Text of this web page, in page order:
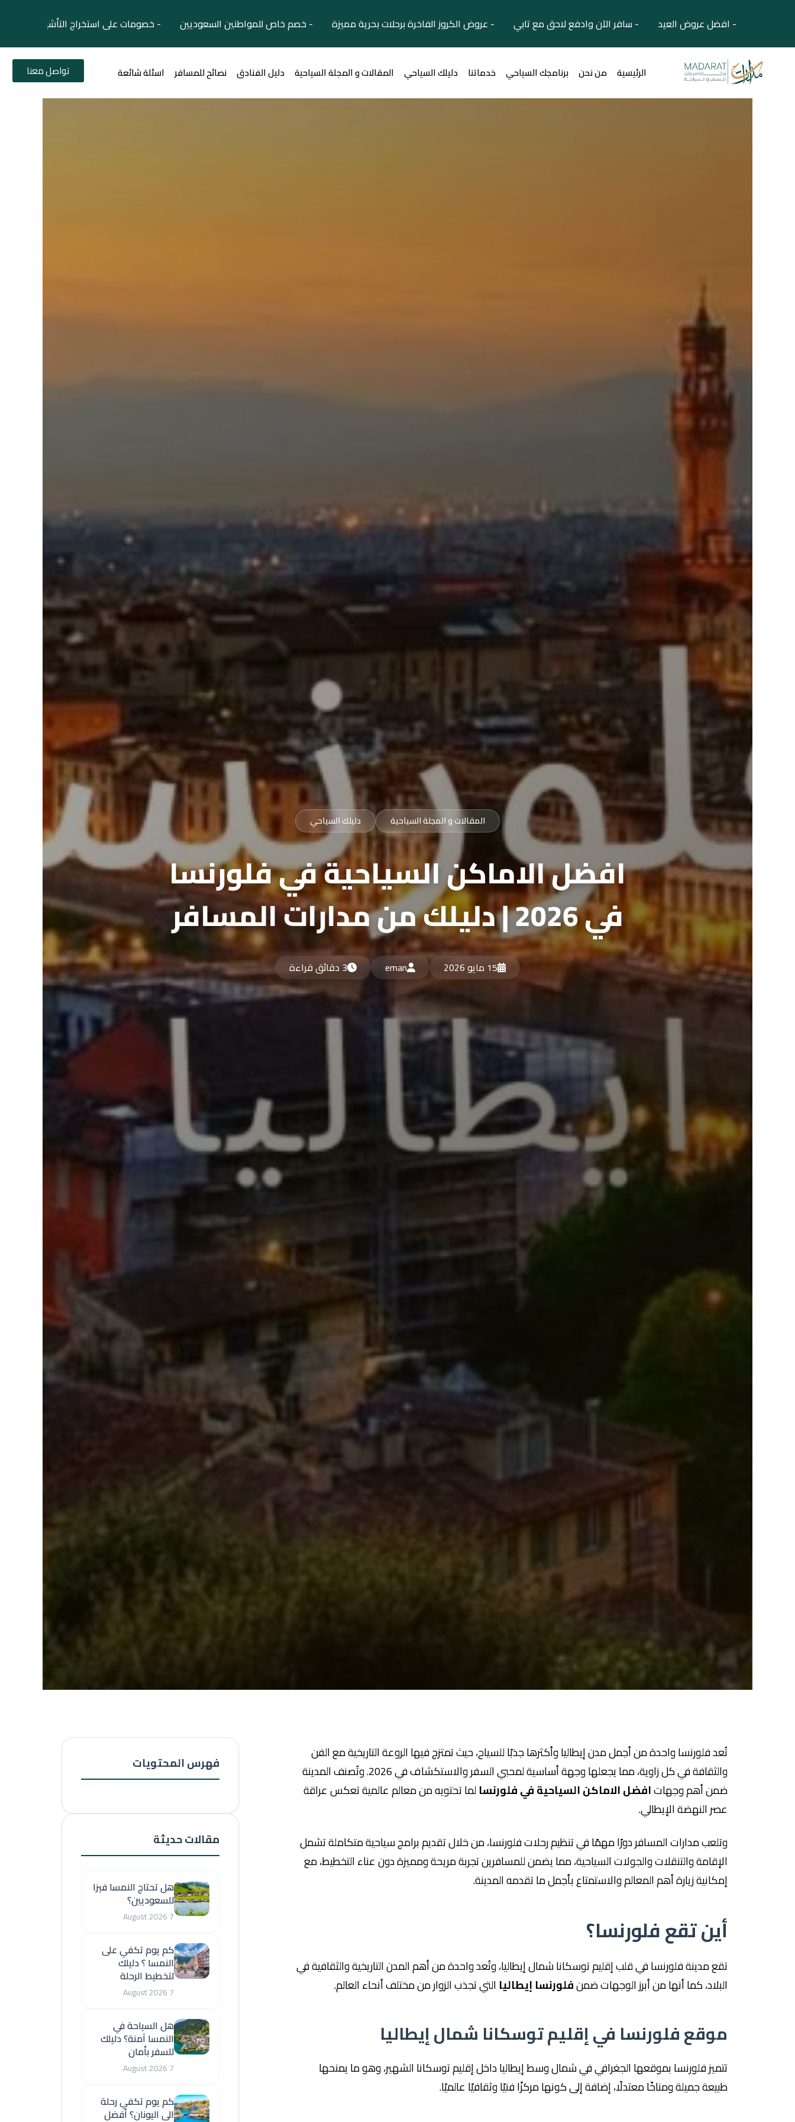
- افضل عروض العيد - سافر الآن وادفع لاحق مع تابي - عروض الكروز الفاخرة برحلات بحرية مميزة - خصم خاص للمواطنين السعوديين - خصومات على استخراج التأشيرات
الرئيسية من نحن برنامجك السياحي خدماتنا دليلك السياحي المقالات و المجلة السياحية دليل الفنادق نصائح للمسافر اسئلة شائعة تواصل معنا
المقالات و المجلة السياحية دليلك السياحي
افضل الاماكن السياحية في فلورنسا
في 2026 | دليلك من مدارات المسافر
15 مايو 2026 eman 3 دقائق قراءة
تُعد فلورنسا واحدة من أجمل مدن إيطاليا وأكثرها جذبًا للسياح، حيث تمتزج فيها الروعة التاريخية مع الفن
والثقافة في كل زاوية، مما يجعلها وجهة أساسية لمحبي السفر والاستكشاف في 2026. وتُصنف المدينة
ضمن أهم وجهاتافضل الاماكن السياحية في فلورنسالما تحتويه من معالم عالمية تعكس عراقة
عصر النهضة الإيطالي.
وتلعب مدارات المسافر دورًا مهمًا في تنظيم رحلات فلورنسا، من خلال تقديم برامج سياحية متكاملة تشمل
الإقامة والتنقلات والجولات السياحية، مما يضمن للمسافرين تجربة مريحة ومميزة دون عناء التخطيط، مع
إمكانية زيارة أهم المعالم والاستمتاع بأجمل ما تقدمه المدينة.
أين تقع فلورنسا؟
تقع مدينة فلورنسا في قلب إقليم توسكانا شمال إيطاليا، وتُعد واحدة من أهم المدن التاريخية والثقافية في
البلاد، كما أنها من أبرز الوجهات ضمنفلورنسا إيطاليا التي تجذب الزوار من مختلف أنحاء العالم.
موقع فلورنسا في إقليم توسكانا شمال إيطاليا
تتميز فلورنسا بموقعها الجغرافي في شمال وسط إيطاليا داخل إقليم توسكانا الشهير، وهو ما يمنحها
طبيعة جميلة ومناخًا معتدلًا، إضافة إلى كونها مركزًا فنيًا وثقافيًا عالميًا.
فهرس المحتويات
مقالات حديثة
هل تحتاج النمسا فيزا
للسعوديين؟
7 August 2026
كم يوم تكفي على
النمسا ؟ دليلك
لتخطيط الرحلة
7 August 2026
هل السياحة في
النمسا آمنة؟ دليلك
للسفر بأمان
7 August 2026
كم يوم تكفي رحلة
الى اليونان؟ أفضل